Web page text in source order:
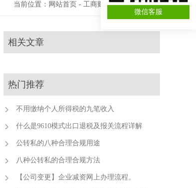
当前位置： 网站首页 - 工商财税资讯-公司注册
相关文章
热门推荐
不用缴纳个人所得税的九笔收入
什么是9610模式出口退税及报关流程详解
公转私的八种合理合规用途
八种公转私的合理合规方法
【公司变更】企业减资网上办理流程。
微信客服